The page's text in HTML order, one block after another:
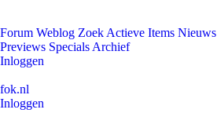
Forum Weblog Zoek Actieve Items Nieuws
Previews Specials Archief
Inloggen
fok.nl
Inloggen